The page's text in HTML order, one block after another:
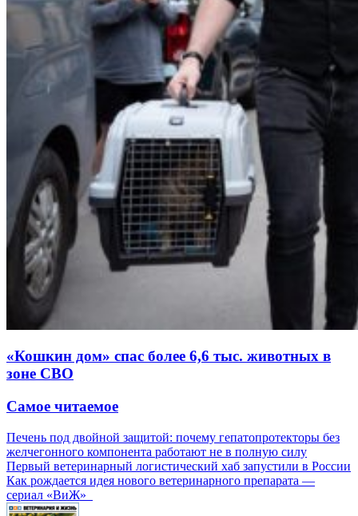
«Кошкин дом» спас более 6,6 тыс. животных в
зоне СВО
Самое читаемое
Печень под двойной защитой: почему гепатопротекторы без
желчегонного компонента работают не в полную силу
Первый ветеринарный логистический хаб запустили в России
Как рождается идея нового ветеринарного препарата —
сериал «ВиЖ»